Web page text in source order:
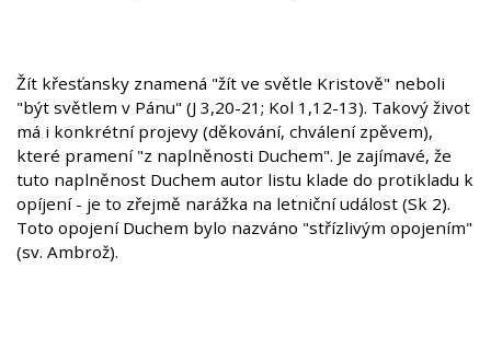
Žít křesťansky znamená "žít ve světle Kristově" neboli
"být světlem v Pánu" (J 3,20-21; Kol 1,12-13). Takový život
má i konkrétní projevy (děkování, chválení zpěvem),
které pramení "z naplněnosti Duchem". Je zajímavé, že
tuto naplněnost Duchem autor listu klade do protikladu k
opíjení - je to zřejmě narážka na letniční událost (Sk 2).
Toto opojení Duchem bylo nazváno "střízlivým opojením"
(sv. Ambrož).